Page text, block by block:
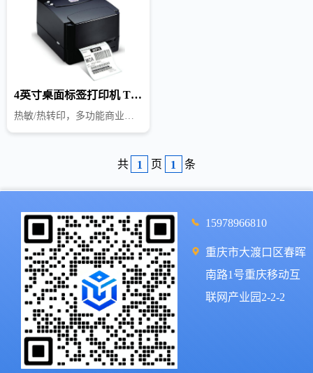
4英寸桌面标签打印机 TTP-244 Pro
热敏/热转印，多功能商业标签打印机
共 1 页 1 条
15978966810
重庆市大渡口区春晖
南路1号重庆移动互
联网产业园2-2-2